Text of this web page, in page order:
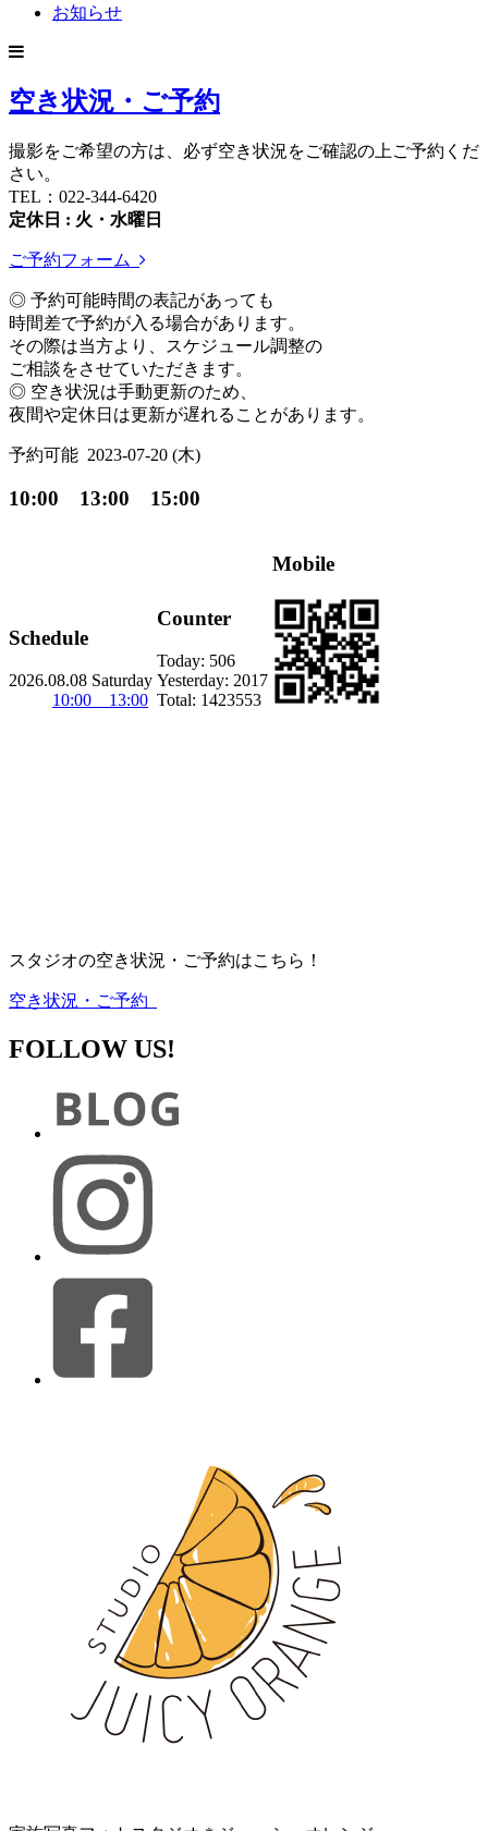
お知らせ
空き状況・ご予約
撮影をご希望の方は、必ず空き状況をご確認の上ご予約くだ
さい。
TEL：022-344-6420
定休日 : 火・水曜日
ご予約フォーム
◎ 予約可能時間の表記があっても
時間差で予約が入る場合があります。
その際は当方より、スケジュール調整の
ご相談をさせていただきます。
◎ 空き状況は手動更新のため、
夜間や定休日は更新が遅れることがあります。
予約可能 2023-07-20 (木)
10:00 13:00 15:00
Schedule
2026.08.08 Saturday
10:00 13:00
Counter
Today: 506
Yesterday: 2017
Total: 1423553
Mobile
スタジオの空き状況・ご予約はこちら！
空き状況・ご予約
FOLLOW US!